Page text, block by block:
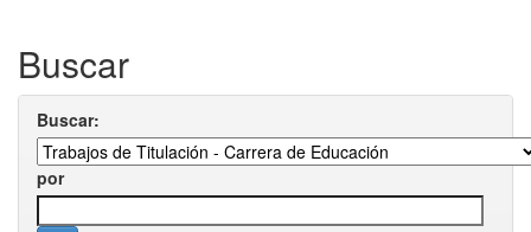
Buscar
Buscar:
por